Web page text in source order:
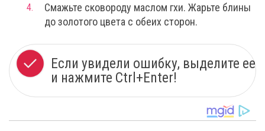
Смажьте сковороду маслом гхи. Жарьте блины
до золотого цвета с обеих сторон.
Если увидели ошибку, выделите ее
и нажмите Ctrl+Enter!